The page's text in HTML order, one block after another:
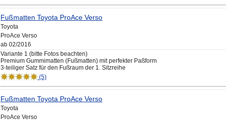
Fußmatten Toyota ProAce Verso
Toyota
ProAce Verso
ab 02/2016
Variante 1 (bitte Fotos beachten)
Premium Gummimatten (Fußmatten) mit perfekter Paßform
3-teiliger Satz für den Fußraum der 1. Sitzreihe
(5)
Fußmatten Toyota ProAce Verso
Toyota
ProAce Verso